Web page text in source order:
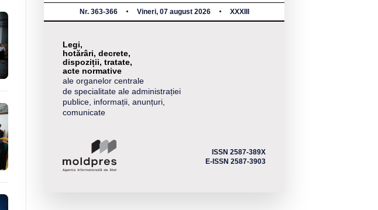
Nr. 363-366 Vineri, 07 august 2026 XXXIII
Legi,
hotărâri, decrete,
dispoziții, tratate,
acte normative
ale organelor centrale
de specialitate ale administrației
publice, informații, anunțuri,
comunicate
ISSN 2587-389X
E-ISSN 2587-3903